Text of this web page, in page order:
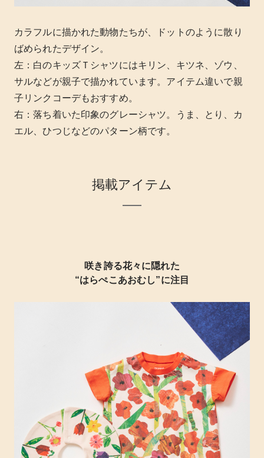
カラフルに描かれた動物たちが、ドットのように散り
ばめられたデザイン。
左：白のキッズＴシャツにはキリン、キツネ、ゾウ、
サルなどが親子で描かれています。アイテム違いで親
子リンクコーデもおすすめ。
右：落ち着いた印象のグレーシャツ。うま、とり、カ
エル、ひつじなどのパターン柄です。
掲載アイテム
咲き誇る花々に隠れた
“はらぺこあおむし”に注目